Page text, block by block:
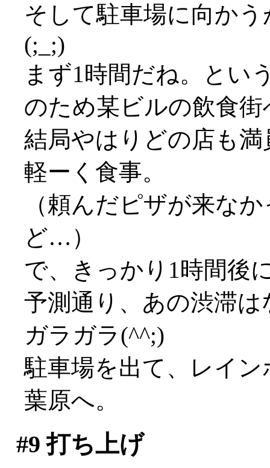
そして駐車場に向か
(;_;)
まず1時間だね。とい
のため某ビルの飲食街
結局やはりどの店も
軽ーく食事。
（頼んだピザが来な
ど…）
で、きっかり1時間後
予測通り、あの渋滞
ガラガラ(^^;)
駐車場を出て、レイ
葉原へ。
#9 打ち上げ